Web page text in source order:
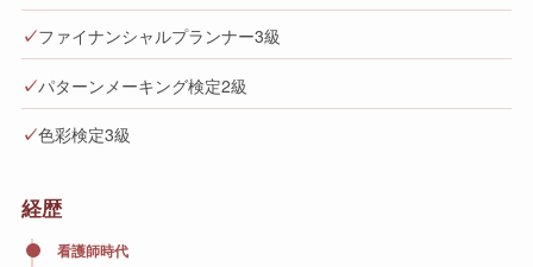
✓ファイナンシャルプランナー3級
✓パターンメーキング検定2級
✓色彩検定3級
経歴
看護師時代